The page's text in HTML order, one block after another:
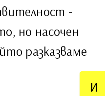
И
-
но насочен
разказваме